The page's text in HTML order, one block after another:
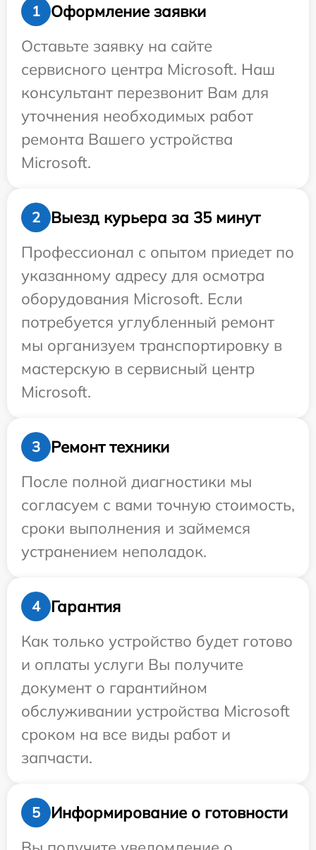
1
Оформление заявки
Оставьте заявку на сайте
сервисного центра Microsoft. Наш
консультант перезвонит Вам для
уточнения необходимых работ
ремонта Вашего устройства
Microsoft.
2
Выезд курьера за 35 минут
Профессионал с опытом приедет по
указанному адресу для осмотра
оборудования Microsoft. Если
потребуется углубленный ремонт
мы организуем транспортировку в
мастерскую в сервисный центр
Microsoft.
3
Ремонт техники
После полной диагностики мы
согласуем с вами точную стоимость,
сроки выполнения и займемся
устранением неполадок.
4
Гарантия
Как только устройство будет готово
и оплаты услуги Вы получите
документ о гарантийном
обслуживании устройства Microsoft
сроком на все виды работ и
запчасти.
5
Информирование о готовности